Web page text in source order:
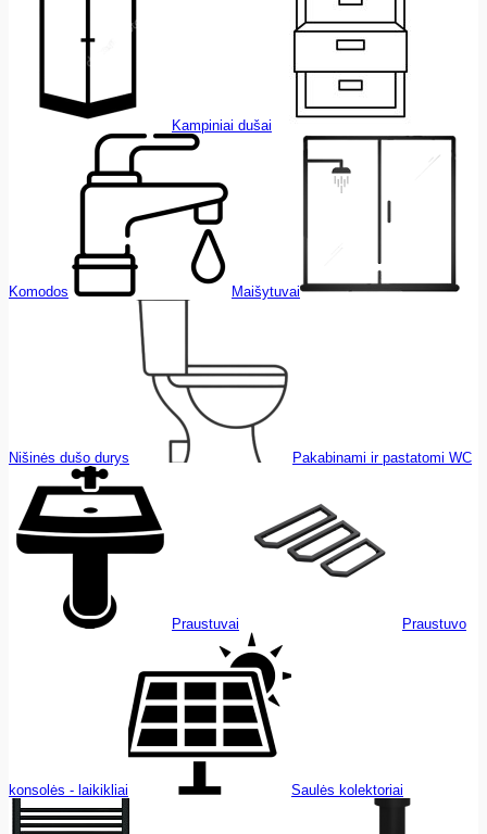
Kampiniai dušai
Komodos Maišytuvai
Nišinės dušo durys Pakabinami ir pastatomi WC
Praustuvai Praustuvo
konsolės - laikikliai Saulės kolektoriai